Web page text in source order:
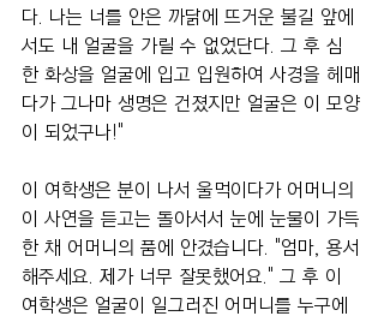
다. 나는 너를 안은 까닭에 뜨거운 불길 앞에
서도 내 얼굴을 가릴 수 없었단다. 그 후 심
한 화상을 얼굴에 입고 입원하여 사경을 헤매
다가 그나마 생명은 건졌지만 얼굴은 이 모양
이 되었구나!"
이 여학생은 분이 나서 울먹이다가 어머니의
이 사연을 듣고는 돌아서서 눈에 눈물이 가득
한 채 어머니의 품에 안겼습니다. "엄마, 용서
해주세요. 제가 너무 잘못했어요." 그 후 이
여학생은 얼굴이 일그러진 어머니를 누구에